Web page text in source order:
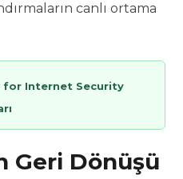
canlı ortama
for Internet Security
Geri Dönüşü